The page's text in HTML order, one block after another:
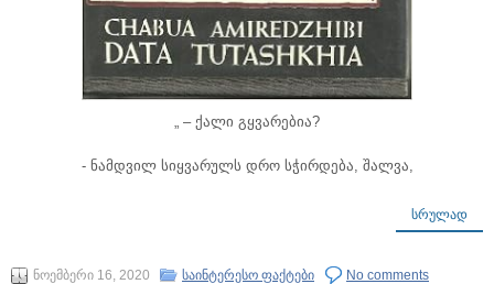
„ – ქალი გყვარებია?
- ნამდვილ სიყვარულს დრო სჭირდება, შალვა,
ᲡᲠᲣᲚᲐᲓ
ნოემბერი 16, 2020 საინტერესო ფაქტები No comments